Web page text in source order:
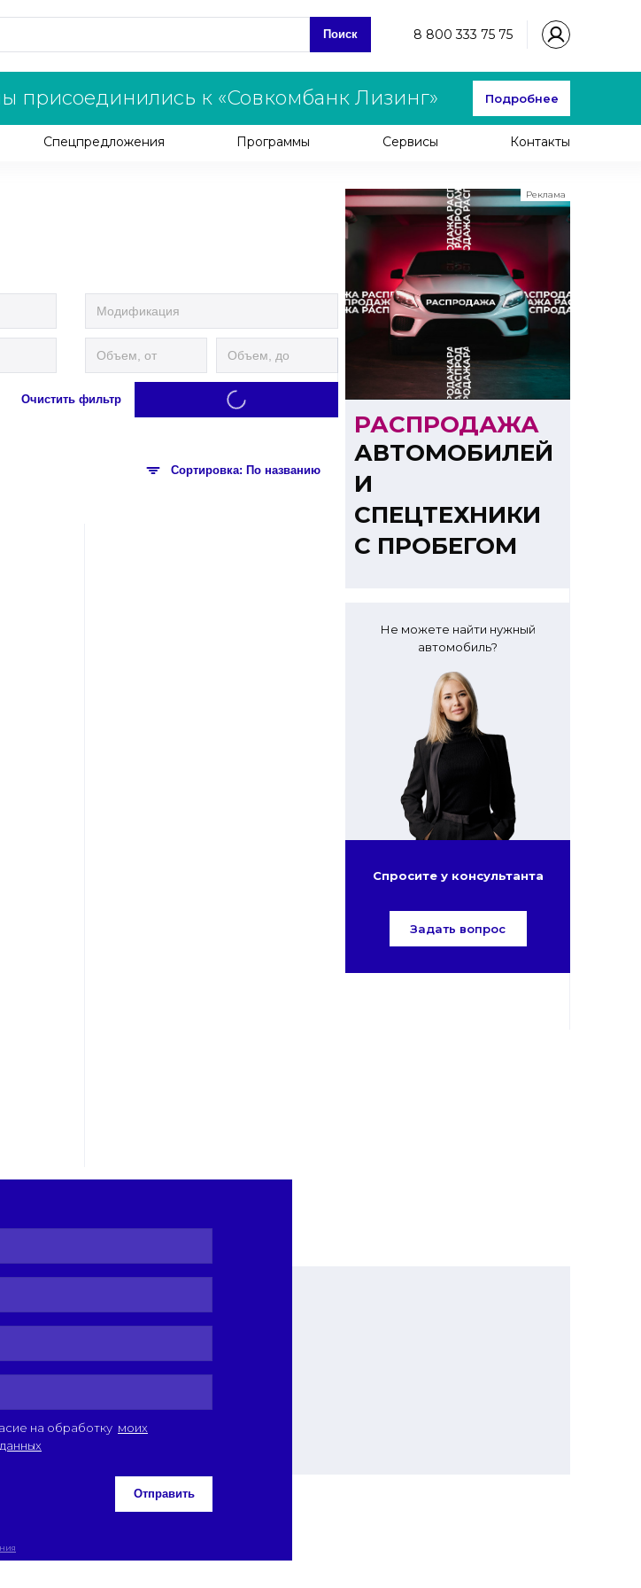
Поиск
присоединились к «Совкомбанк Лизинг» Подробнее
Спецпредложения Программы Сервисы Контакты
8 800 333 75 75
Очистить фильтр
Сортировка: По названию
Реклама
ООО "ЛК Эволюция"
ИНН 9724016636
erid: nyi26TK8Sykg5SPCgA2w5MdVpLJdCVLW
РАСПРОДАЖА
АВТОМОБИЛЕЙ
И
СПЕЦТЕХНИКИ
С ПРОБЕГОМ
Не можете найти нужный
автомобиль?
Спросите у консультанта
Задать вопрос
на обработку моих
Отправить